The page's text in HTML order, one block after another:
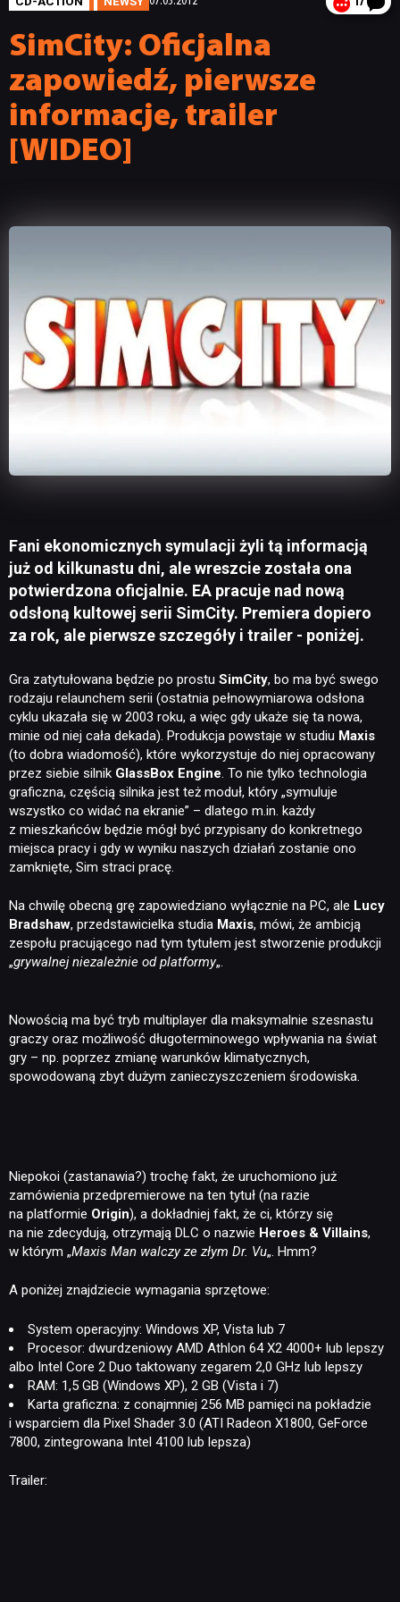
SimCity: Oficjalna
zapowiedź, pierwsze
informacje, trailer
[WIDEO]
Fani ekonomicznych symulacji żyli tą informacją
już od kilkunastu dni, ale wreszcie została ona
potwierdzona oficjalnie. EA pracuje nad nową
odsłoną kultowej serii SimCity. Premiera dopiero
za rok, ale pierwsze szczegóły i trailer - poniżej.
Gra zatytułowana będzie po prostu SimCity, bo ma być swego
rodzaju relaunchem serii (ostatnia pełnowymiarowa odsłona
cyklu ukazała się w 2003 roku, a więc gdy ukaże się ta nowa,
minie od niej cała dekada). Produkcja powstaje w studiu Maxis
(to dobra wiadomość), które wykorzystuje do niej opracowany
przez siebie silnik GlassBox Engine. To nie tylko technologia
graficzna, częścią silnika jest też moduł, który „symuluje
wszystko co widać na ekranie” – dlatego m.in. każdy
z mieszkańców będzie mógł być przypisany do konkretnego
miejsca pracy i gdy w wyniku naszych działań zostanie ono
zamknięte, Sim straci pracę.
Na chwilę obecną grę zapowiedziano wyłącznie na PC, ale Lucy
Bradshaw, przedstawicielka studia Maxis, mówi, że ambicją
zespołu pracującego nad tym tytułem jest stworzenie produkcji
„grywalnej niezależnie od platformy„.
Nowością ma być tryb multiplayer dla maksymalnie szesnastu
graczy oraz możliwość długoterminowego wpływania na świat
gry – np. poprzez zmianę warunków klimatycznych,
spowodowaną zbyt dużym zanieczyszczeniem środowiska.
Niepokoi (zastanawia?) trochę fakt, że uruchomiono już
zamówienia przedpremierowe na ten tytuł (na razie
na platformie Origin), a dokładniej fakt, że ci, którzy się
na nie zdecydują, otrzymają DLC o nazwie Heroes & Villains,
w którym „Maxis Man walczy ze złym Dr. Vu„. Hmm?
A poniżej znajdziecie wymagania sprzętowe:
System operacyjny: Windows XP, Vista lub 7
Procesor: dwurdzeniowy AMD Athlon 64 X2 4000+ lub lepszy
albo Intel Core 2 Duo taktowany zegarem 2,0 GHz lub lepszy
RAM: 1,5 GB (Windows XP), 2 GB (Vista i 7)
Karta graficzna: z conajmniej 256 MB pamięci na pokładzie
i wsparciem dla Pixel Shader 3.0 (ATI Radeon X1800, GeForce
7800, zintegrowana Intel 4100 lub lepsza)
Trailer: